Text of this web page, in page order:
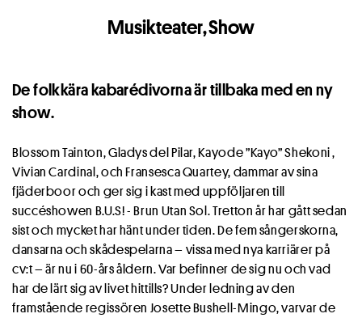
Musikteater,Show
De folkkära kabarédivorna är tillbaka med en ny
show.
Blossom Tainton, Gladys del Pilar, Kayode ”Kayo” Shekoni ,
Vivian Cardinal, och Fransesca Quartey, dammar av sina
fjäderboor och ger sig i kast med uppföljaren till
succéshowen B.U.S! - Brun Utan Sol. Tretton år har gått sedan
sist och mycket har hänt under tiden. De fem sångerskorna,
dansarna och skådespelarna – vissa med nya karriärer på
cv:t – är nu i 60-års åldern. Var befinner de sig nu och vad
har de lärt sig av livet hittills? Under ledning av den
framstående regissören Josette Bushell-Mingo, varvar de